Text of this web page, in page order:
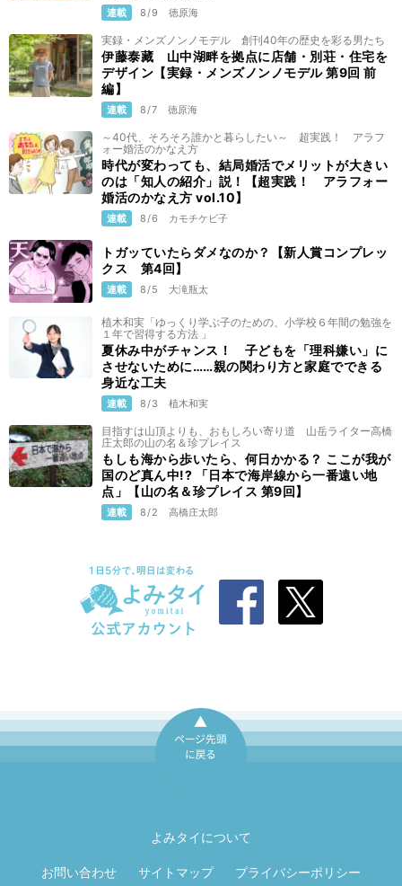
連載 8/9 徳原海
実録・メンズノンノモデル 創刊40年の歴史を彩る男たち
伊藤泰藏 山中湖畔を拠点に店舗・別荘・住宅を
デザイン【実録・メンズノンノモデル 第9回 前
編】
連載 8/7 徳原海
～40代、そろそろ誰かと暮らしたい～ 超実践！ アラフ
ォー婚活のかなえ方
時代が変わっても、結局婚活でメリットが大きい
のは「知人の紹介」説！【超実践！ アラフォー
婚活のかなえ方 vol.10】
連載 8/6 カモチケビ子
トガッていたらダメなのか？【新人賞コンプレッ
クス 第4回】
連載 8/5 大滝瓶太
植木和実「ゆっくり学ぶ子のための、小学校６年間の勉強を
１年で習得する方法 」
夏休み中がチャンス！ 子どもを「理科嫌い」に
させないために……親の関わり方と家庭でできる
身近な工夫
連載 8/3 植木和実
目指すは山頂よりも、おもしろい寄り道 山岳ライター高橋
庄太郎の山の名＆珍プレイス
もしも海から歩いたら、何日かかる？ ここが我が
国のど真ん中!? 「日本で海岸線から一番遠い地
点」【山の名＆珍プレイス 第9回】
連載 8/2 高橋庄太郎
よみタイについて
お問い合わせ サイトマップ プライバシーポリシー